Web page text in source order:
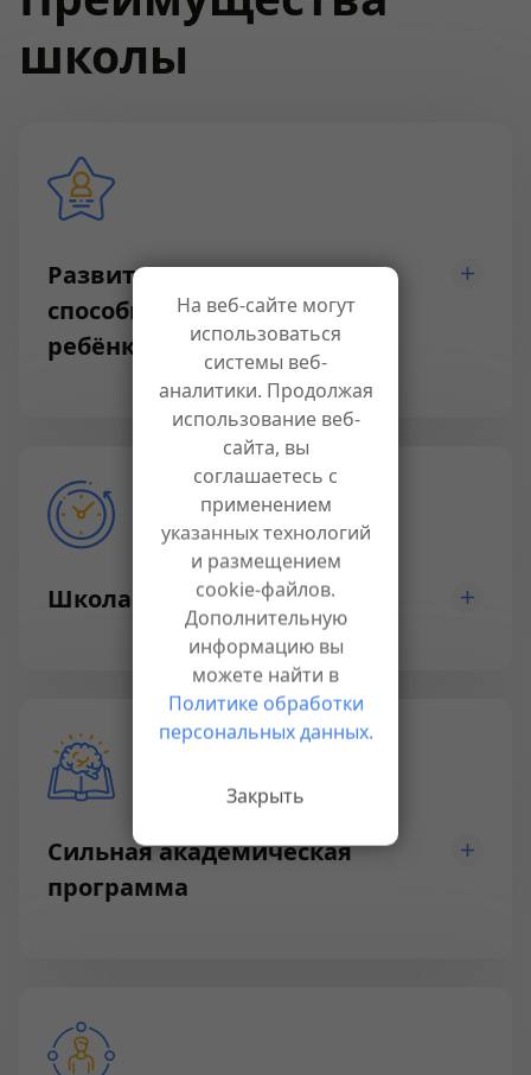
школы
Развитие талантов и
способностей каждого
ребёнка
Школа полного дня
Сильная академическая
программа
На веб-сайте могут
использоваться
системы веб-
аналитики. Продолжая
использование веб-
сайта, вы
соглашаетесь с
применением
указанных технологий
и размещением
cookie-файлов.
Дополнительную
информацию вы
можете найти в
Политике обработки
персональных данных.
Закрыть